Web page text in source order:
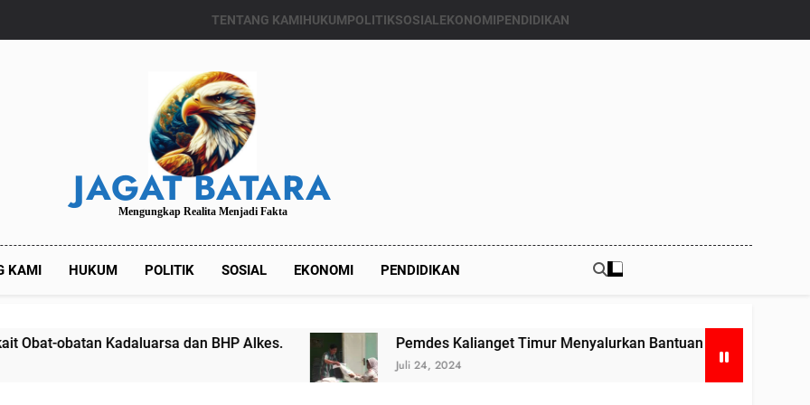
TENTANG KAMIHUKUMPOLITIKSOSIALEKONOMIPENDIDIKAN
JAGAT BATARA
Mengungkap Realita Menjadi Fakta
KAMI HUKUM POLITIK SOSIAL EKONOMI PENDIDIKAN
dan BHP Alkes. Pemdes Kalianget Timur Menyalurkan Bantuan Beras Bapang (Bantuan Pangan)
Juli 24, 2024